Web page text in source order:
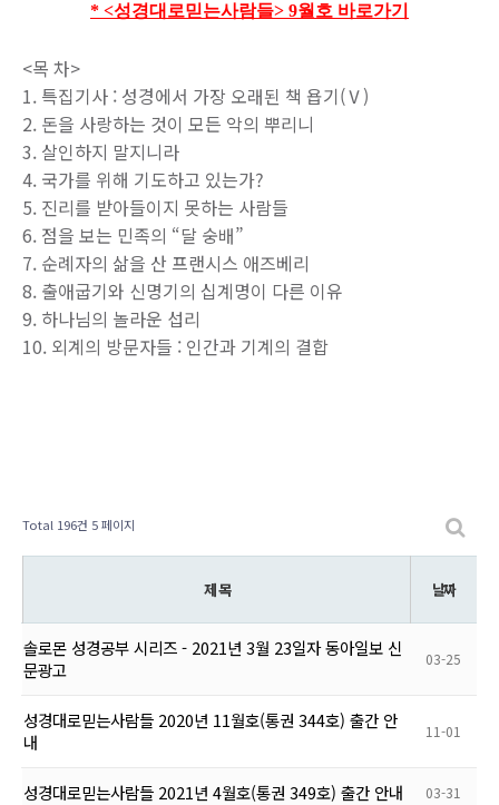
* <성경대로믿는사람들> 9월호 바로가기
<목 차>
1. 특집기사 : 성경에서 가장 오래된 책 욥기(Ⅴ)
2. 돈을 사랑하는 것이 모든 악의 뿌리니
3. 살인하지 말지니라
4. 국가를 위해 기도하고 있는가?
5. 진리를 받아들이지 못하는 사람들
6. 점을 보는 민족의 “달 숭배”
7. 순례자의 삶을 산 프랜시스 애즈베리
8. 출애굽기와 신명기의 십계명이 다른 이유
9. 하나님의 놀라운 섭리
10. 외계의 방문자들 : 인간과 기계의 결합
Total 196건 5 페이지
제 목 날짜
솔로몬 성경공부 시리즈 - 2021년 3월 23일자 동아일보 신
문광고
03-25
성경대로믿는사람들 2020년 11월호(통권 344호) 출간 안
내
11-01
성경대로믿는사람들 2021년 4월호(통권 349호) 출간 안내 03-31